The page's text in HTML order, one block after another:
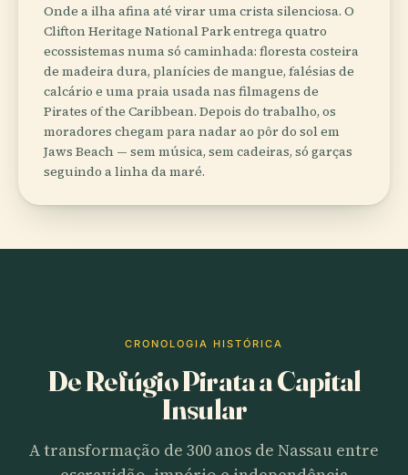
Onde a ilha afina até virar uma crista silenciosa. O
Clifton Heritage National Park entrega quatro
ecossistemas numa só caminhada: floresta costeira
de madeira dura, planícies de mangue, falésias de
calcário e uma praia usada nas filmagens de
Pirates of the Caribbean. Depois do trabalho, os
moradores chegam para nadar ao pôr do sol em
Jaws Beach — sem música, sem cadeiras, só garças
seguindo a linha da maré.
CRONOLOGIA HISTÓRICA
De Refúgio Pirata a Capital
Insular
A transformação de 300 anos de Nassau entre